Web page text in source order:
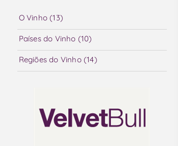
O Vinho (13)
Países do Vinho (10)
Regiões do Vinho (14)